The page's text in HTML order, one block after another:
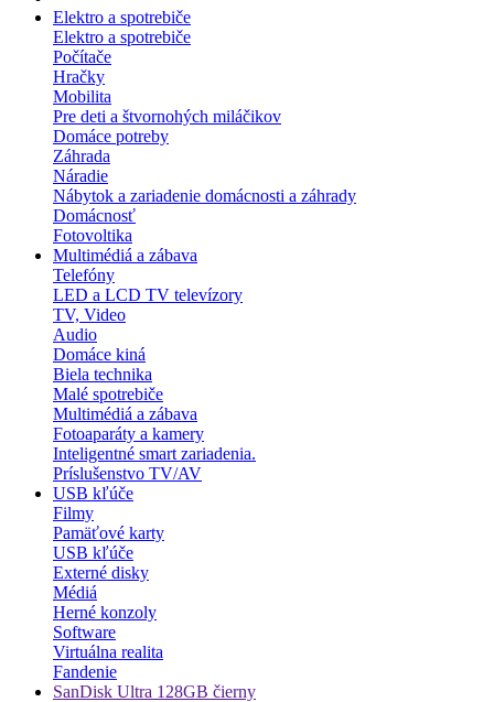
Elektro a spotrebiče
Elektro a spotrebiče
Počítače
Hračky
Mobilita
Pre deti a štvornohých miláčikov
Domáce potreby
Záhrada
Náradie
Nábytok a zariadenie domácnosti a záhrady
Domácnosť
Fotovoltika
Multimédiá a zábava
Telefóny
LED a LCD TV televízory
TV, Video
Audio
Domáce kiná
Biela technika
Malé spotrebiče
Multimédiá a zábava
Fotoaparáty a kamery
Inteligentné smart zariadenia.
Príslušenstvo TV/AV
USB kľúče
Filmy
Pamäťové karty
USB kľúče
Externé disky
Médiá
Herné konzoly
Software
Virtuálna realita
Fandenie
SanDisk Ultra 128GB čierny